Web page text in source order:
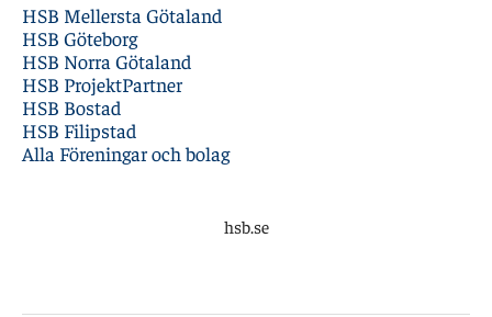
HSB Mellersta Götaland
HSB Göteborg
HSB Norra Götaland
HSB ProjektPartner
HSB Bostad
HSB Filipstad
Alla Föreningar och bolag
hsb.se